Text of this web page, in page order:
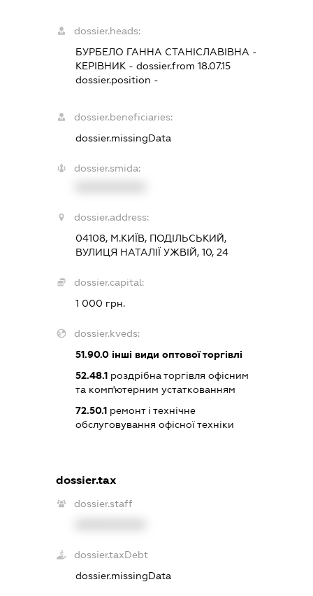
dossier.heads:
БУРБЕЛО ГАННА СТАНІСЛАВІВНА -
КЕРІВНИК - dossier.from 18.07.15
dossier.position -
dossier.beneficiaries:
dossier.missingData
dossier.smida:
dossier.address:
04108, М.КИЇВ, ПОДІЛЬСЬКИЙ,
ВУЛИЦЯ НАТАЛІЇ УЖВІЙ, 10, 24
dossier.capital:
1 000 грн.
dossier.kveds:
51.90.0інші види оптової торгівлі
52.48.1роздрібна торгівля офісним
та комп'ютерним устаткованням
72.50.1ремонт і технічне
обслуговування офісної техніки
dossier.tax
dossier.staff
dossier.taxDebt
dossier.missingData